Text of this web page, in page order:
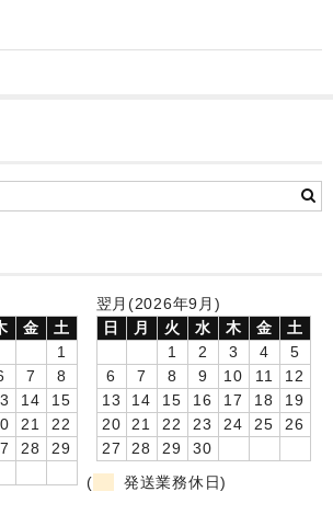
物
レームクロック(集合)
金
土
1
7
8
14
15
21
22
28
29
翌月(2026年9月)
日
月 火 水 木 金
土
1
2 3 4
5
6
7 8 9 10 11
12
13
14 15 16 17 18
19
20
21 22 23 24 25
26
27
28 29
30
(
発送業務休日)